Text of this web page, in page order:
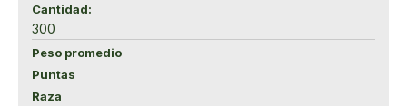
Cantidad:
300
Peso promedio
Puntas
Raza